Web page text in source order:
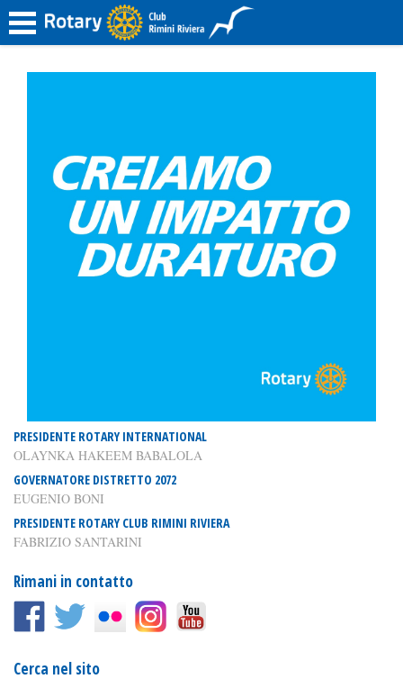
PRESIDENTE ROTARY INTERNATIONAL
OLAYNKA HAKEEM BABALOLA
GOVERNATORE DISTRETTO 2072
EUGENIO BONI
PRESIDENTE ROTARY CLUB RIMINI RIVIERA
FABRIZIO SANTARINI
Rimani in contatto
Cerca nel sito